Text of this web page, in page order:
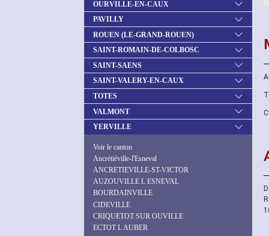
OURVILLE-EN-CAUX
PAVILLY
ROUEN (LE-GRAND-ROUEN)
SAINT-ROMAIN-DE-COLBOSC
SAINT-SAENS
SAINT-VALERY-EN-CAUX
TOTES
VALMONT
YERVILLE
Voir le canton
Ancrétiéville-l'Esneval
ANCRETIEVILLE-ST-VICTOR
AUZOUVILLE L ESNEVAL
BOURDAINVILLE
CIDEVILLE
CRIQUETOT SUR OUVILLE
ECTOT L AUBER